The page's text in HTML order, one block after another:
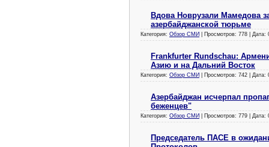
Вдова Новрузали Мамедова
азербайджанской тюрьме
Категория: Обзор СМИ | Просмотров: 778 | Дата:
Frankfurter Rundschau:
Азию и на Дальний Восток
Категория: Обзор СМИ | Просмотров: 742 | Дата:
Азербайджан исчерпал
беженцев"
Категория: Обзор СМИ | Просмотров: 779 | Дата:
Председатель ПАСЕ в